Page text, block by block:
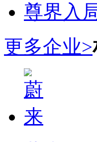
尊界入
更多企业>